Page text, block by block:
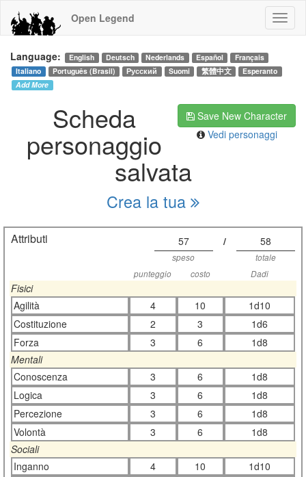
Open Legend
Language: English Deutsch Nederlands Español
Français
Italiano
Português (Brasil) Русский Suomi 繁體中文
Esperanto
Add More
Save New Character
Vedi personaggi
Scheda
personaggio
salvata
Crea la tua
Attributi 57 / 58
speso
totale
punteggio
costo Dadi
Fisici
Agilità
4 10
1d10
Costituzione
2 3
1d6
Forza
3 6
1d8
Mentali
Conoscenza
3 6
1d8
Logica
3 6
1d8
Percezione
3 6
1d8
Volontà
3 6
1d8
Sociali
Inganno
4 10
1d10